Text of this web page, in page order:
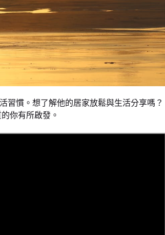
習慣。想了解他的居家放鬆與生活分享嗎？
你有所啟發。